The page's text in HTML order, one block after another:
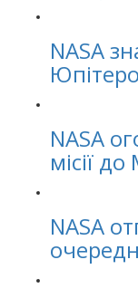
NASA
NASA
місії
NASA